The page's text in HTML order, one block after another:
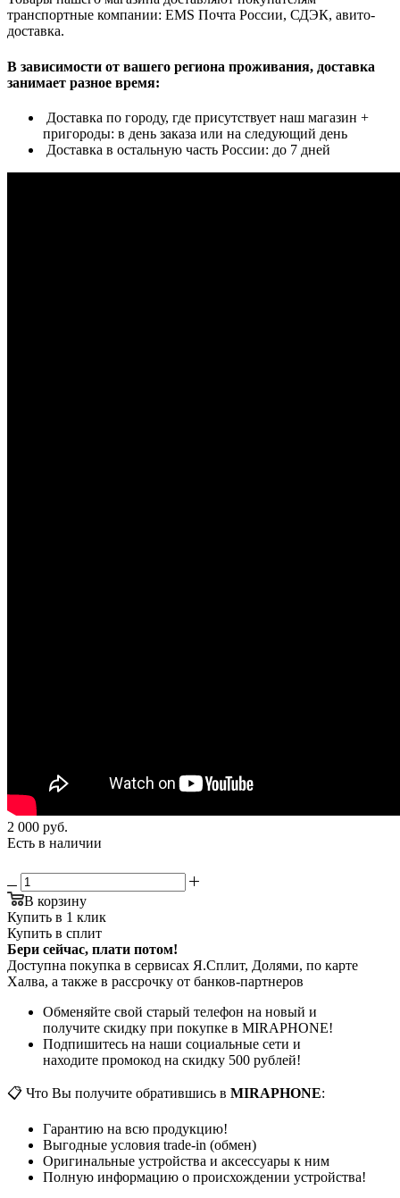
транспортные компании: EMS Почта России, СДЭК, авито-
доставка.
В зависимости от вашего региона проживания, доставка
занимает разное время:
Доставка по городу, где присутствует наш магазин +
пригороды: в день заказа или на следующий день
Доставка в остальную часть России: до 7 дней
2 000 руб.
Есть в наличии
В корзину
Купить в 1 клик
Купить в сплит
Бери сейчас, плати потом!
Доступна покупка в сервисах Я.Сплит, Долями, по карте
Халва, а также в рассрочку от банков-партнеров
Обменяйте свой старый телефон на новый и
получите скидку при покупке в MIRAPHONE!
Подпишитесь на наши социальные сети и
находите промокод на скидку 500 рублей!
📋 Что Вы получите обратившись в MIRAPHONE:
Гарантию на всю продукцию!
Выгодные условия trade-in (обмен)
Оригинальные устройства и аксессуары к ним
Полную информацию о происхождении устройства!